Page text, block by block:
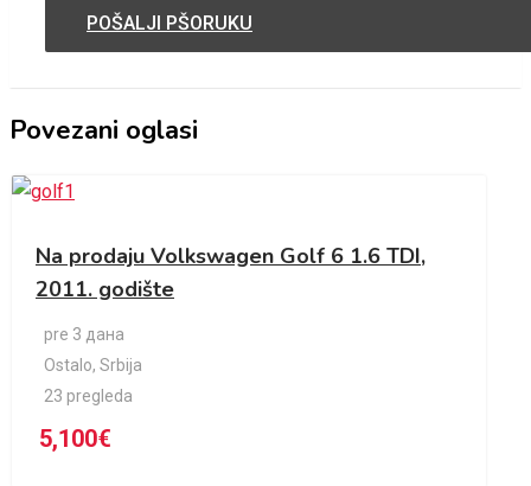
POŠALJI PŠORUKU
Povezani oglasi
Na prodaju Volkswagen Golf 6 1.6 TDI,
2011. godište
pre 3 дана
Ostalo, Srbija
23 pregleda
5,100€